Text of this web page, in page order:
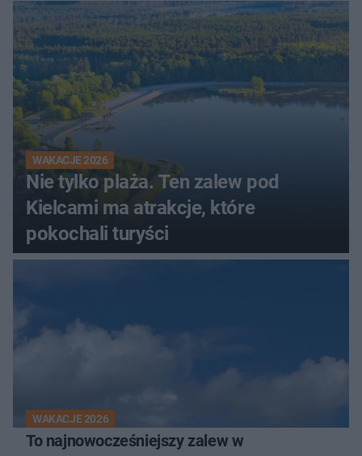
WAKACJE 2026
Nie tylko plaża. Ten zalew pod
Kielcami ma atrakcje, które
pokochali turyści
WAKACJE 2026
To najnowocześniejszy zalew w